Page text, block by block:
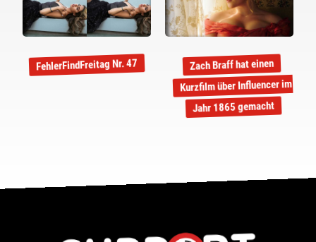
FehlerFindFreitag Nr. 47 Zach Braff hat einen
Kurzfilm über Influencer im
Jahr 1865 gemacht